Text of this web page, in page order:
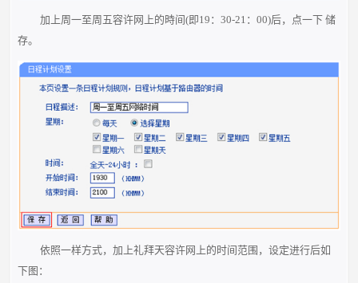
加上周一至周五容许网上的時间(即19：30-21：00)后，点一下 储
存。
依照一样方式，加上礼拜天容许网上的时间范围，设定进行后如
下图：